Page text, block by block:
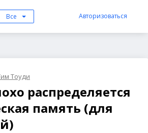
Все Авторизоваться
Тоуди
распределяется
память (для